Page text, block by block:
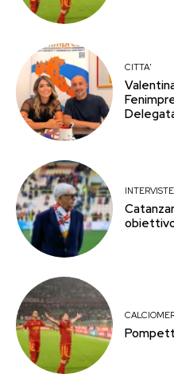
CITTA'
INTERVISTE